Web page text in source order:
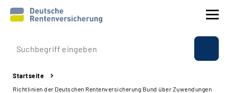
Prävention
Reha
Startseite
Richtlinien der Deutschen Rentenversicherung Bund über Zuwendungen